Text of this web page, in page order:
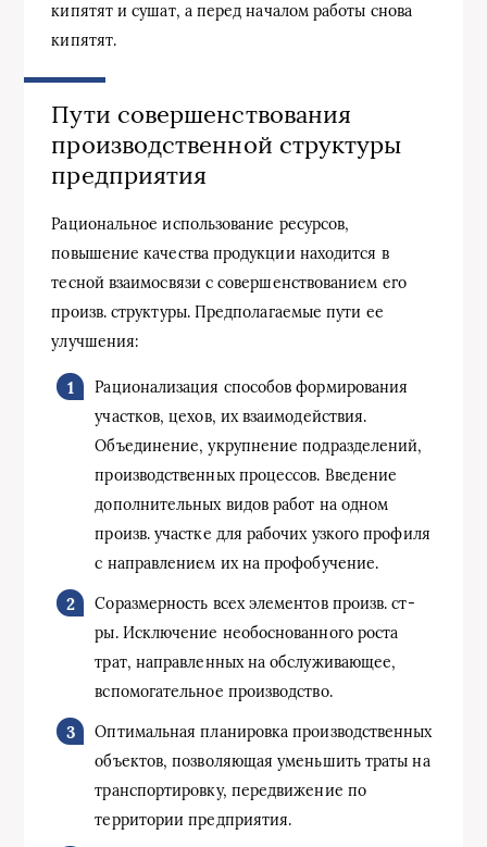
кипятят и сушат, а перед началом работы снова
кипятят.
Пути совершенствования
производственной структуры
предприятия
Рациональное использование ресурсов,
повышение качества продукции находится в
тесной взаимосвязи с совершенствованием его
произв. структуры. Предполагаемые пути ее
улучшения:
Рационализация способов формирования
участков, цехов, их взаимодействия.
Объединение, укрупнение подразделений,
производственных процессов. Введение
дополнительных видов работ на одном
произв. участке для рабочих узкого профиля
с направлением их на профобучение.
Соразмерность всех элементов произв. ст-
ры. Исключение необоснованного роста
трат, направленных на обслуживающее,
вспомогательное производство.
Оптимальная планировка производственных
объектов, позволяющая уменьшить траты на
транспортировку, передвижение по
территории предприятия.